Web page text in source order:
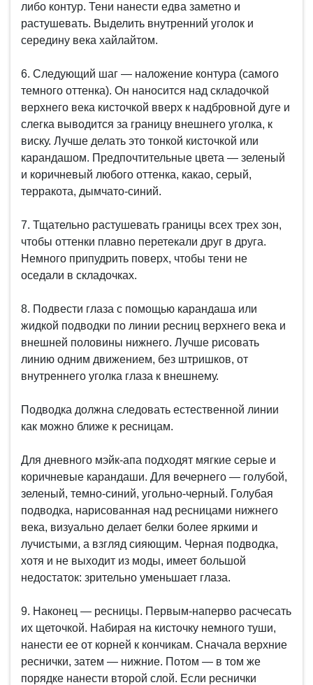
либо контур. Тени нанести едва заметно и
растушевать. Выделить внутренний уголок и
середину века хайлайтом.
6. Следующий шаг — наложение контура (самого
темного оттенка). Он наносится над складочкой
верхнего века кисточкой вверх к надбровной дуге и
слегка выводится за границу внешнего уголка, к
виску. Лучше делать это тонкой кисточкой или
карандашом. Предпочтительные цвета — зеленый
и коричневый любого оттенка, какао, серый,
терракота, дымчато-синий.
7. Тщательно растушевать границы всех трех зон,
чтобы оттенки плавно перетекали друг в друга.
Немного припудрить поверх, чтобы тени не
оседали в складочках.
8. Подвести глаза с помощью карандаша или
жидкой подводки по линии ресниц верхнего века и
внешней половины нижнего. Лучше рисовать
линию одним движением, без штришков, от
внутреннего уголка глаза к внешнему.
Подводка должна следовать естественной линии
как можно ближе к ресницам.
Для дневного мэйк-апа подходят мягкие серые и
коричневые карандаши. Для вечернего — голубой,
зеленый, темно-синий, угольно-черный. Голубая
подводка, нарисованная над ресницами нижнего
века, визуально делает белки более яркими и
лучистыми, а взгляд сияющим. Черная подводка,
хотя и не выходит из моды, имеет большой
недостаток: зрительно уменьшает глаза.
9. Наконец — ресницы. Первым-наперво расчесать
их щеточкой. Набирая на кисточку немного туши,
нанести ее от корней к кончикам. Сначала верхние
реснички, затем — нижние. Потом — в том же
порядке нанести второй слой. Если реснички